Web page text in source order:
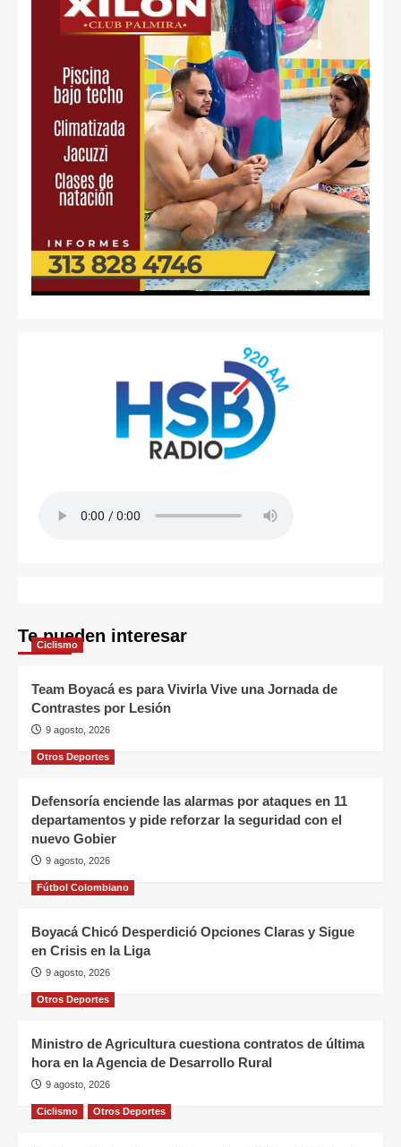
Te pueden interesar
Ciclismo
Team Boyacá es para Vivirla Vive una Jornada de
Contrastes por Lesión
9 agosto, 2026
Otros Deportes
Defensoría enciende las alarmas por ataques en 11
departamentos y pide reforzar la seguridad con el
nuevo Gobier
9 agosto, 2026
Fútbol Colombiano
Boyacá Chicó Desperdició Opciones Claras y Sigue
en Crisis en la Liga
9 agosto, 2026
Otros Deportes
Ministro de Agricultura cuestiona contratos de última
hora en la Agencia de Desarrollo Rural
9 agosto, 2026
Ciclismo Otros Deportes